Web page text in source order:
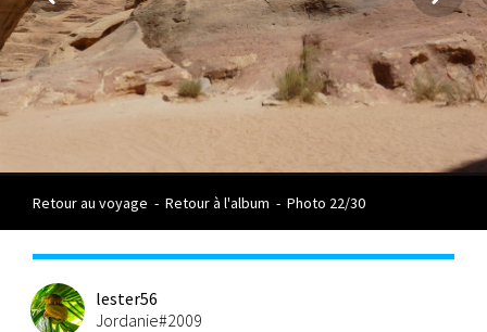
Retour au voyage - Retour à l'album - Photo 22/30
lester56
Jordanie#2009